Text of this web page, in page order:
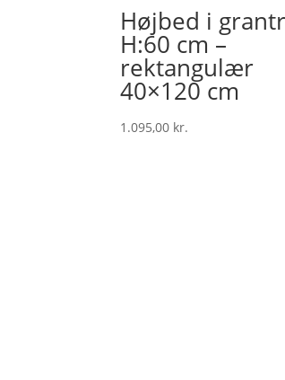
Højbed i
H:60 cm –
rektangulær
40×120 cm
1.095,00 kr.